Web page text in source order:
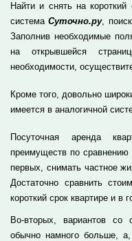
Найти и снять на короткий
системаСуточно.ру,
Заполнив необходимые
на открывшейся
необходимости,
Кроме того, довольно
имеется в аналогичной
Посуточная аренда
преимуществ по
первых, снимать частное
Достаточно сравнить
короткий срок квартире и в
Во-вторых, вариантов со
обычно намного больше,